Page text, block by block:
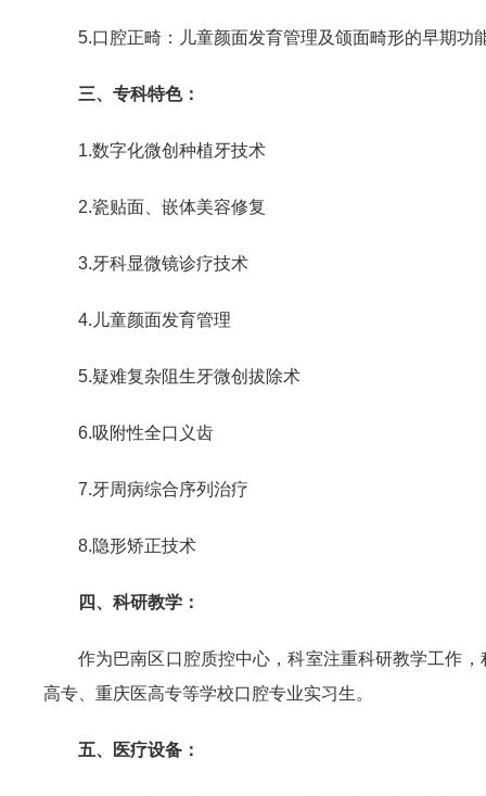
5.口腔正畸：儿童颜面发育管理及颌面畸形的早期
三、专科特色：
1.数字化微创种植牙技术
2.瓷贴面、嵌体美容修复
3.牙科显微镜诊疗技术
4.儿童颜面发育管理
5.疑难复杂阻生牙微创拔除术
6.吸附性全口义齿
7.牙周病综合序列治疗
8.隐形矫正技术
四、科研教学：
作为巴南区口腔质控中心，科室注重科研教学工作
高专、重庆医高专等学校口腔专业实习生。
五、医疗设备：